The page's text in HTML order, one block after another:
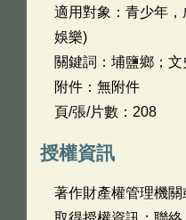
適用對象：青少年
娛樂)
關鍵詞：埔鹽鄉；文
附件：無附件
頁/張/片數：208
授權資訊
著作財產權管理機